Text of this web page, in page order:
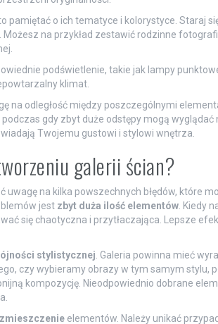
pamiętać o ich tematyce i kolorystyce. Staraj
Możesz na przykład zestawić rodzinne
podświetlenie, takie jak lampy
klimat.
na odległość między poszczególnymi
gdy zbyt duże odstępy mogą wyglądać
Twojemu gustowi i stylowi wnętrza.
galerii ścian?
uwagę na kilka powszechnych błędów, które
jest zbyt duża ilość elementów. Kiedy
się chaotyczna i przytłaczająca. Lepsze
stylistycznej . Galeria powinna mieć
czy wybieramy obrazy w tym samym stylu,
kompozycję. Nieodpowiednio dobrane
elementów. Należy unikać